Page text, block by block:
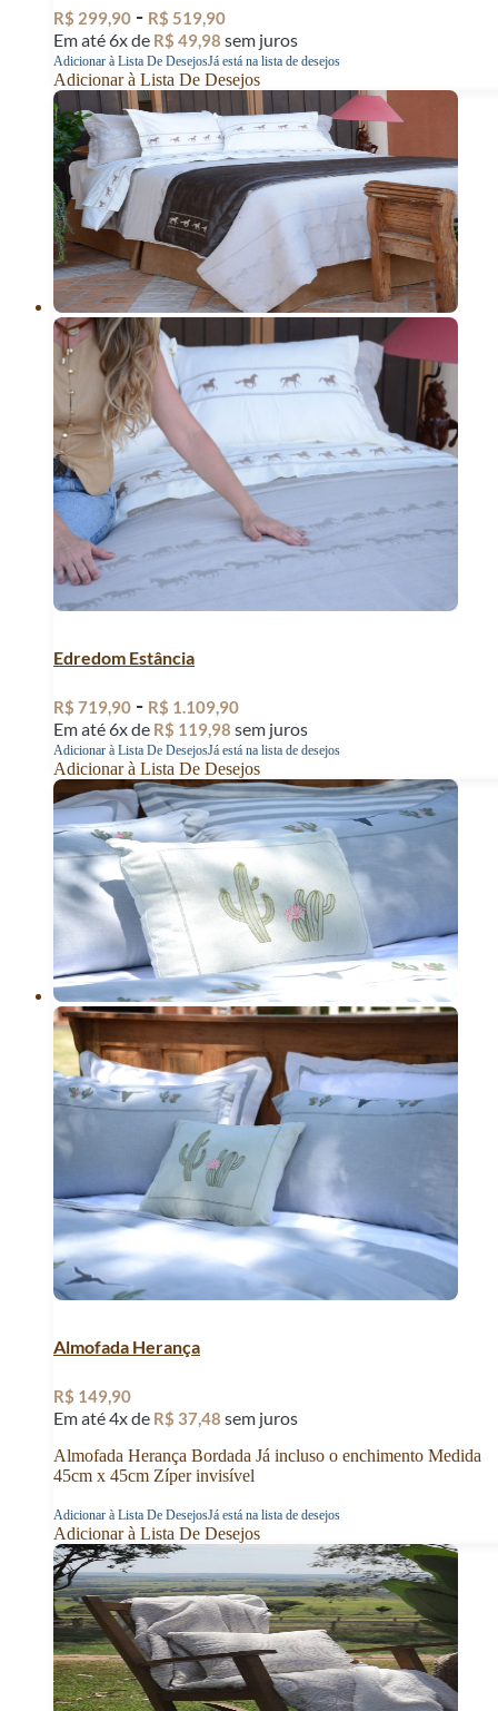
R$ 299,90 - R$ 519,90
Em até 6x de R$ 49,98 sem juros
Adicionar à Lista De DesejosJá está na lista de desejos
Adicionar à Lista De Desejos
Edredom Estância
R$ 719,90 - R$ 1.109,90
Em até 6x de R$ 119,98 sem juros
Adicionar à Lista De DesejosJá está na lista de desejos
Adicionar à Lista De Desejos
Almofada Herança
R$ 149,90
Em até 4x de R$ 37,48 sem juros
Almofada Herança Bordada Já incluso o enchimento Medida
45cm x 45cm Zíper invisível
Adicionar à Lista De DesejosJá está na lista de desejos
Adicionar à Lista De Desejos